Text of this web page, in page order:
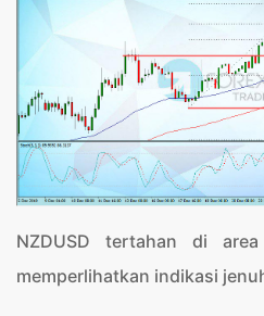
NZDUSD tertahan di
memperlihatkan indikasi